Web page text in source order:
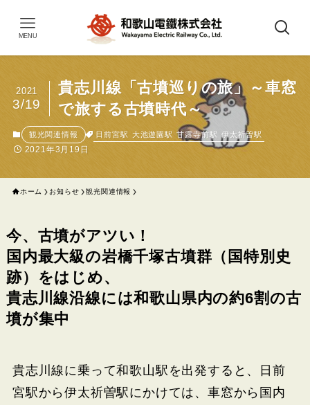
MENU
貴志川線「古墳巡りの旅」～車窓
で旅する古墳時代～
2021
3/19
観光関連情報 日前宮駅 大池遊園駅 甘露寺前駅 伊太祈曽駅
2021年3月19日
ホーム お知らせ 観光関連情報
今、古墳がアツい！
国内最大級の岩橋千塚古墳群（国特別史
跡）をはじめ、
貴志川線沿線には和歌山県内の約6割の古
墳が集中
貴志川線に乗って和歌山駅を出発すると、日前
宮駅から伊太祈曽駅にかけては、車窓から国内